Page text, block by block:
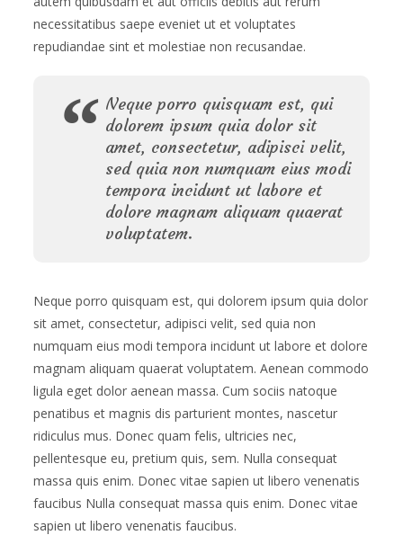
necessitatibus saepe eveniet ut et voluptates
repudiandae sint et molestiae non recusandae.
Neque porro quisquam est, qui
dolorem ipsum quia dolor sit
amet, consectetur, adipisci velit,
sed quia non numquam eius modi
tempora incidunt ut labore et
dolore magnam aliquam quaerat
voluptatem.
Neque porro quisquam est, qui dolorem ipsum quia dolor
sit amet, consectetur, adipisci velit, sed quia non
numquam eius modi tempora incidunt ut labore et dolore
magnam aliquam quaerat voluptatem. Aenean commodo
ligula eget dolor aenean massa. Cum sociis natoque
penatibus et magnis dis parturient montes, nascetur
ridiculus mus. Donec quam felis, ultricies nec,
pellentesque eu, pretium quis, sem. Nulla consequat
massa quis enim. Donec vitae sapien ut libero venenatis
faucibus Nulla consequat massa quis enim. Donec vitae
sapien ut libero venenatis faucibus.